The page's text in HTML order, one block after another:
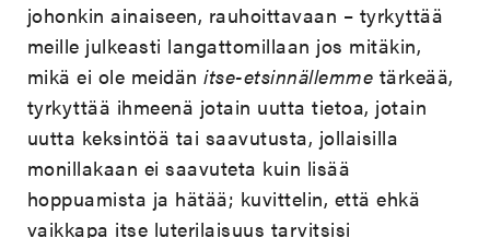
johonkin ainaiseen, rauhoittavaan – tyrkyttää
meille julkeasti langattomillaan jos mitäkin,
mikä ei ole meidänitse-etsinnällemme tärkeää,
tyrkyttää ihmeenä jotain uutta tietoa, jotain
uutta keksintöä tai saavutusta, jollaisilla
monillakaan ei saavuteta kuin lisää
hoppuamista ja hätää; kuvittelin, että ehkä
vaikkapa itse luterilaisuus tarvitsisi